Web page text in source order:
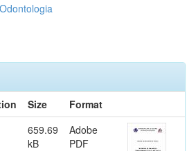
Size
Format
659.69
kB
Adobe
PDF